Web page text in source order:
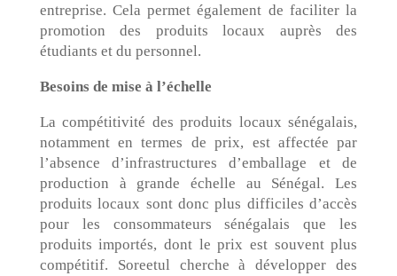
entreprise. Cela permet également de faciliter la
promotion des produits locaux auprès des
étudiants et du personnel.
Besoins de mise à l’échelle
La compétitivité des produits locaux sénégalais,
notamment en termes de prix, est affectée par
l’absence d’infrastructures d’emballage et de
production à grande échelle au Sénégal. Les
produits locaux sont donc plus difficiles d’accès
pour les consommateurs sénégalais que les
produits importés, dont le prix est souvent plus
compétitif. Soreetul cherche à développer des